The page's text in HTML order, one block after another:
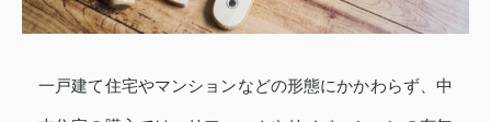
一戸建て住宅やマンションなどの形態にかかわらず、中